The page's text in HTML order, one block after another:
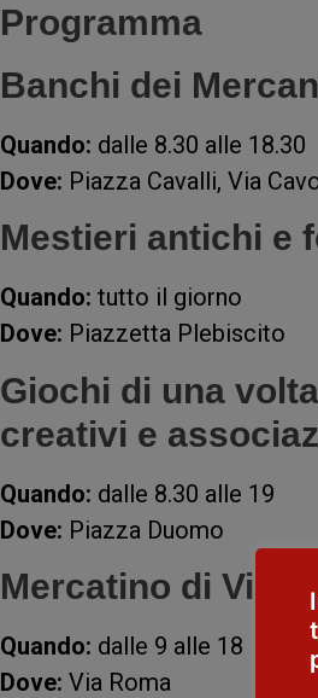
Programma
Banchi dei
Quando: dalle 8.30 alle 18.30
Dove: Piazza Cavalli, Via
Mestieri antichi e
Quando: tutto il giorno
Dove: Piazzetta Plebiscito
Giochi di una
creativi e
Quando: dalle 8.30 alle 19
Dove: Piazza Duomo
Mercatino di Via
Quando: dalle 9 alle 18
Dove: Via Roma